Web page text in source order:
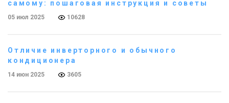
самому: пошаговая инструкция и советы
05 июл 2025 10628
Отличие инверторного и обычного
кондиционера
14 июн 2025 3605